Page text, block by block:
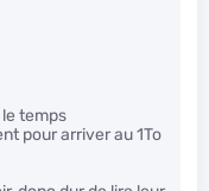
temps
pour arriver au 1To